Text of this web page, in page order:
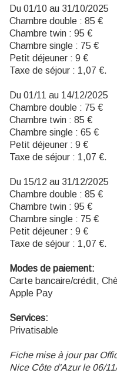
Du 01/10 au 31/10/2025
Chambre double : 85 €
Chambre twin : 95 €
Chambre single : 75 €
Petit déjeuner : 9 €
Taxe de séjour : 1,07 €.
Du 01/11 au 14/12/2025
Chambre double : 75 €
Chambre twin : 85 €
Chambre single : 65 €
Petit déjeuner : 9 €
Taxe de séjour : 1,07 €.
Du 15/12 au 31/12/2025
Chambre double : 85 €
Chambre twin : 95 €
Chambre single : 75 €
Petit déjeuner : 9 €
Taxe de séjour : 1,07 €.
Modes de paiement:
Carte bancaire/crédit,
Apple Pay
Services:
Privatisable
Fiche mise à jour par
Nice Côte d'Azur le 06/